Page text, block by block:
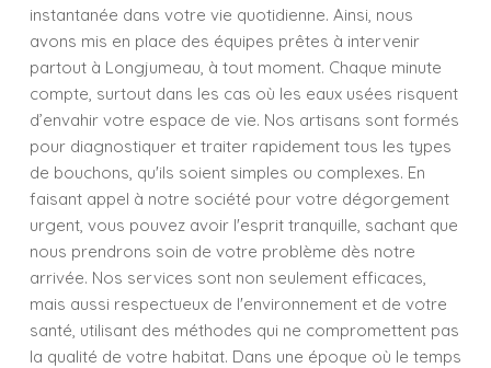
instantanée dans votre vie quotidienne. Ainsi, nous
avons mis en place des équipes prêtes à intervenir
partout à Longjumeau, à tout moment. Chaque minute
compte, surtout dans les cas où les eaux usées risquent
d’envahir votre espace de vie. Nos artisans sont formés
pour diagnostiquer et traiter rapidement tous les types
de bouchons, qu'ils soient simples ou complexes. En
faisant appel à notre société pour votre dégorgement
urgent, vous pouvez avoir l'esprit tranquille, sachant que
nous prendrons soin de votre problème dès notre
arrivée. Nos services sont non seulement efficaces,
mais aussi respectueux de l'environnement et de votre
santé, utilisant des méthodes qui ne compromettent pas
la qualité de votre habitat. Dans une époque où le temps